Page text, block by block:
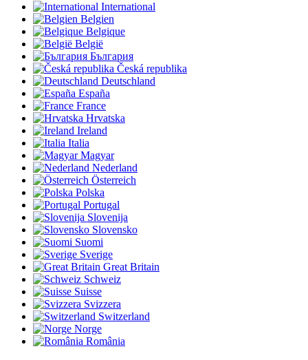
International
Belgien
Belgique
België
България
Česká republika
Deutschland
España
France
Hrvatska
Ireland
Italia
Magyar
Nederland
Österreich
Polska
Portugal
Slovenija
Slovensko
Suomi
Sverige
Great Britain
Schweiz
Suisse
Svizzera
Switzerland
Norge
România